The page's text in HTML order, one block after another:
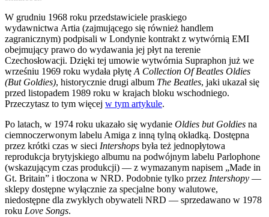
W grudniu 1968 roku przedstawiciele praskiego
wydawnictwa Artia (zajmującego się również handlem
zagranicznym) podpisali w Londynie kontrakt z wytwórnią EMI
obejmujący prawo do wydawania jej płyt na terenie
Czechosłowacji. Dzięki tej umowie wytwórnia Supraphon już we
wrześniu 1969 roku wydała płytęA Collection Of Beatles Oldies
(But Goldies), historycznie drugi album The Beatles, jaki ukazał się
przed listopadem 1989 roku w krajach bloku wschodniego.
Przeczytasz to tym więcej w tym artykule.
Po latach, w 1974 roku ukazało się wydanie Oldies but Goldies na
ciemnoczerwonym labelu Amiga z inną tylną okładką. Dostępna
przez krótki czas w sieci Intershops była też jednopłytowa
reprodukcja brytyjskiego albumu na podwójnym labelu Parlophone
(wskazującym czas produkcji) — z wymazanym napisem „Made in
Gt. Britain” i tłoczona w NRD. Podobnie tylko przez Intershopy —
sklepy dostępne wyłącznie za specjalne bony walutowe,
niedostępne dla zwykłych obywateli NRD — sprzedawano w 1978
roku Love Songs.